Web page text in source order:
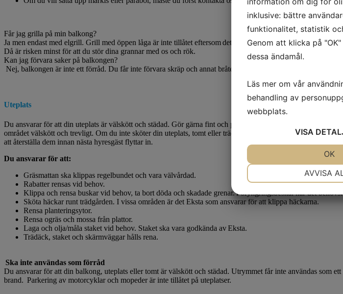
Får jag grilla på min balkong?
Ja men endast med elgrill. Grill med öppen låga är inte tillåtet eftersom det är en brandrisk. I vissa områden
Då är risken minst för att du stör dina grannar med os och rök.
Kan jag förvara saker på balkongen?
Nej, balkongen är inte ett förråd. Du får inte förvara skräp och annat bråte där. Vid en brand kan det få
Uteplats
Du ansvarar för att din uteplats är välskött och städad. Gör gärna fint och plantera blommor, grönsaker eller
området välskött och trevligt. Om du inte sköter din uteplats, tomt eller trädgård kan det medföra en
att återställa dem innan nästa hyresgäst flyttar in.
Du ansvarar för att:
Gräsmattan ska klippas regelbundet och vara välvårdad.
Rabatter rensas vid behov.
Klippa och rensa buskar vid behov, ta bort döda och skadade grenar. Föryngringsbeskär när det
Sköta häckar runt trädgården. I vissa områden är det Eksta som ansvarar för att klippa häckarna.
Rensa planteringsytor.
Rensa ogräs och mossa från plattor.
Laga och olja/måla staket vid behov. Staket ska vara godkända av Eksta.
Trädäck, staket och skärmväggar hålls rena.
Ska inte användas som förråd
Du ansvarar för att din balkong, uteplats eller tomt är välskött och städad. Utrymmet får inte användas som
brand. Parkering av motorcyklar och mopeder är inte tillåtet på uteplatser.
inklusive: bättre
funktionalitet, statistik
Genom att klicka på
dessa ändamål.
Läs mer om vår
behandling av
webbplats.
VISA
MARKNADSFÖRING
AVVISA
OK